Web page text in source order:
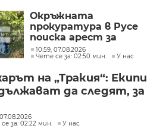
Окръжната
прокуратура в Русе
поиска арест за
петима от
участниците в
разбитата
лаборатория за
10:59, 07.08.2026
Чете се за: 02:50 мин.
У нас
на „Тракия“: Екипи
да следят, за
за: 02:22 мин.
У нас